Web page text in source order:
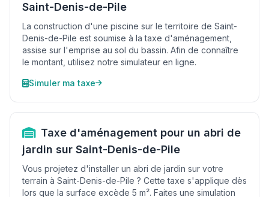
Saint-Denis-de-Pile
La construction d'une piscine sur le territoire de Saint-
Denis-de-Pile est soumise à la taxe d'aménagement,
assise sur l'emprise au sol du bassin. Afin de connaître
le montant, utilisez notre simulateur en ligne.
Simuler ma taxe
Taxe d'aménagement pour un abri de
jardin sur Saint-Denis-de-Pile
Vous projetez d'installer un abri de jardin sur votre
terrain à Saint-Denis-de-Pile ? Cette taxe s'applique dès
lors que la surface excède 5 m². Faites une simulation